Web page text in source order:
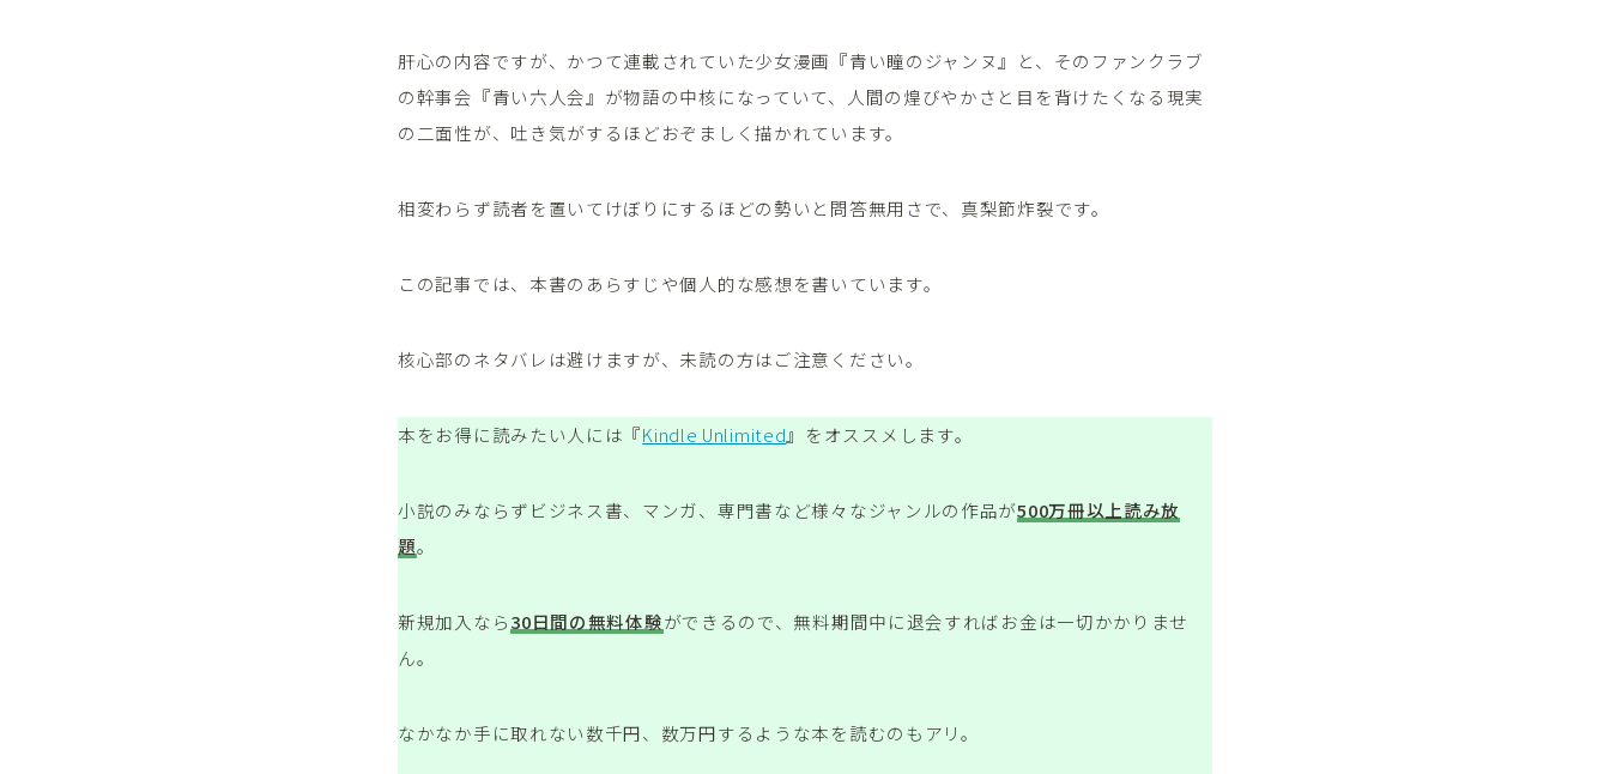
肝心の内容ですが、かつて連載されていた少女漫画『青い瞳のジャンヌ』と、そのファンクラブ
の幹事会『青い六人会』が物語の中核になっていて、人間の煌びやかさと目を背けたくなる現実
の二面性が、吐き気がするほどおぞましく描かれています。
相変わらず読者を置いてけぼりにするほどの勢いと問答無用さで、真梨節炸裂です。
この記事では、本書のあらすじや個人的な感想を書いています。
核心部のネタバレは避けますが、未読の方はご注意ください。
本をお得に読みたい人には『Kindle Unlimited』をオススメします。
小説のみならずビジネス書、マンガ、専門書など様々なジャンルの作品が500万冊以上読み放
題。
新規加入なら30日間の無料体験ができるので、無料期間中に退会すればお金は一切かかりませ
ん。
なかなか手に取れない数千円、数万円するような本を読むのもアリ。